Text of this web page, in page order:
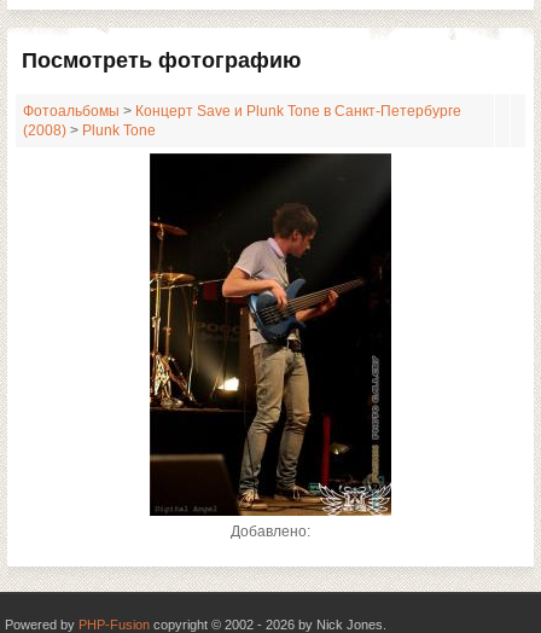
Посмотреть фотографию
Фотоальбомы > Концерт Save и Plunk Tone в Санкт-Петербурге
(2008) > Plunk Tone
Добавлено:
Powered by PHP-Fusion copyright © 2002 - 2026 by Nick Jones.